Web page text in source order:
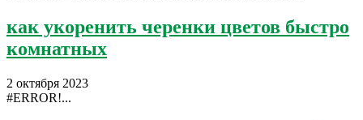
как укоренить черенки цветов быстро
комнатных
2 октября 2023
#ERROR!...